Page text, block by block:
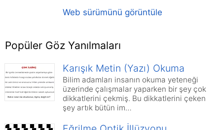
Web sürümünü görüntüle
Popüler Göz Yanılmaları
Karışık Metin (Yazı) Okuma
Bilim adamları insanın okuma yeteneği
üzerinde çalışmalar yaparken bir şey çok
dikkatlerini çekmiş. Bu dikkatlerini çeken
şey artık bütün im…